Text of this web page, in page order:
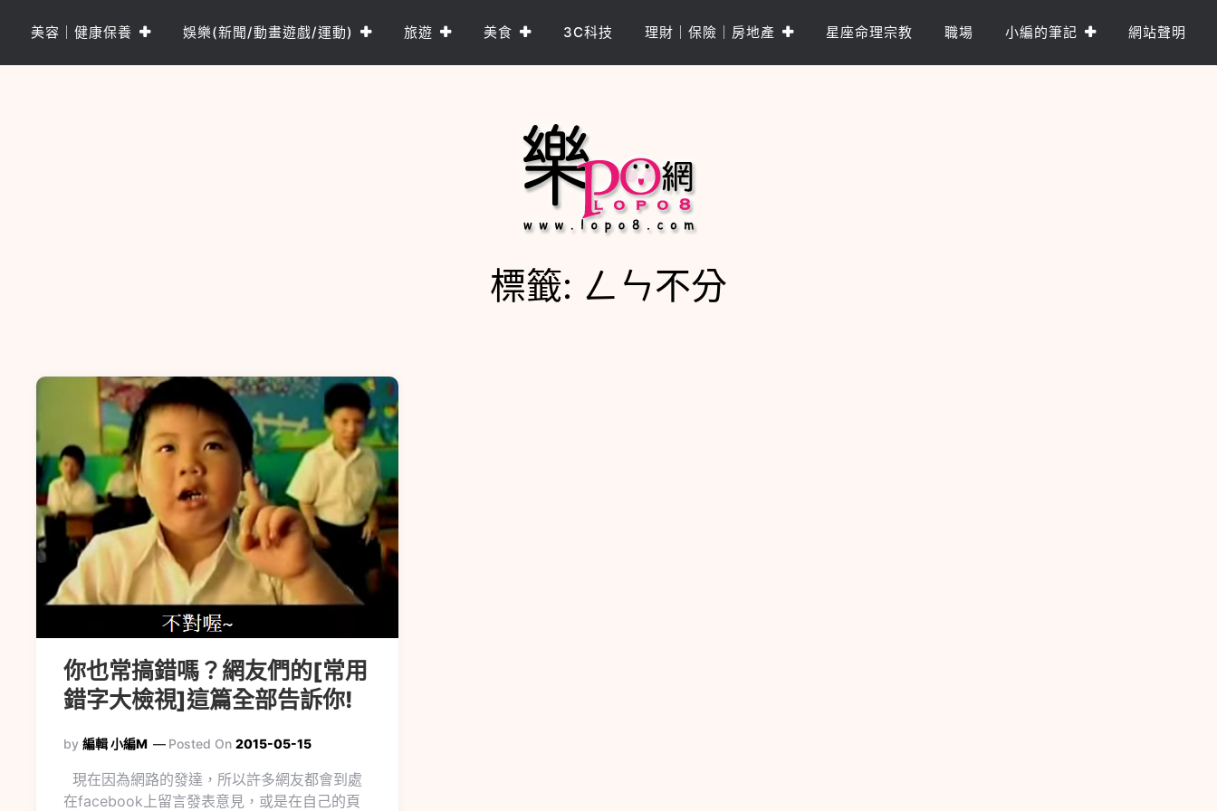
美容｜健康保養 娛樂(新聞/動畫遊戲/運動) 旅遊 美食 3C科技 理財｜保險｜房地產 星座命理宗教 職場 小編的筆記 網站聲明
標籤: ㄥㄣ不分
你也常搞錯嗎？網友們的[常用
錯字大檢視]這篇全部告訴你!
by 編輯 小編M Posted On 2015-05-15
現在因為網路的發達，所以許多網友都會到處
在facebook上留言發表意見，或是在自己的頁